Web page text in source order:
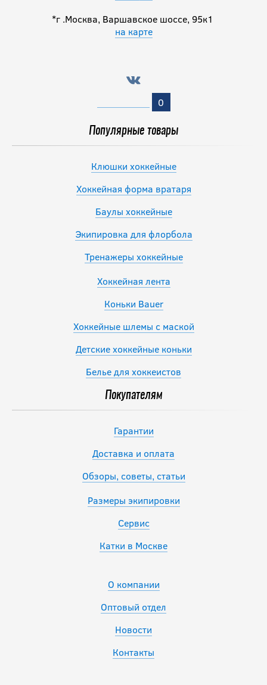
*г .Москва, Варшавское шоссе, 95к1
на карте
0
Популярные товары
Клюшки хоккейные
Хоккейная форма вратаря
Баулы хоккейные
Экипировка для флорбола
Тренажеры хоккейные
Хоккейная лента
Коньки Bauer
Хоккейные шлемы с маской
Детские хоккейные коньки
Белье для хоккеистов
Покупателям
Гарантии
Доставка и оплата
Обзоры, советы, статьи
Размеры экипировки
Сервис
Катки в Москве
О компании
Оптовый отдел
Новости
Контакты